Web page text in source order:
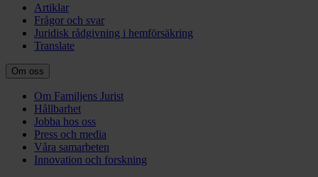
Artiklar
Frågor och svar
Juridisk rådgivning i hemförsäkring
Translate
Om oss
Om Familjens Jurist
Hållbarhet
Jobba hos oss
Press och media
Våra samarbeten
Innovation och forskning